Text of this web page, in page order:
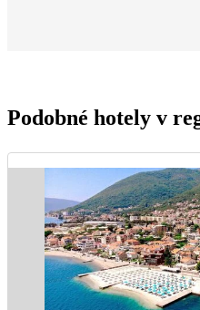
Podobné hotely v